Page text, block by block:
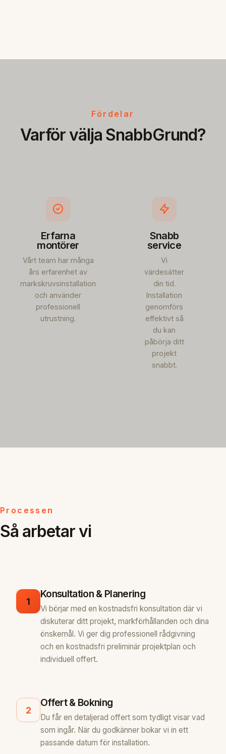
Fördelar
Varför välja SnabbGrund?
Erfarna
montörer
Vårt team har många
års erfarenhet av
markskruvsinstallation
och använder
professionell
utrustning.
Snabb
service
Vi
värdesätter
din tid.
Installation
genomförs
effektivt så
du kan
påbörja ditt
projekt
snabbt.
Processen
Så arbetar vi
1
Konsultation & Planering
Vi börjar med en kostnadsfri konsultation där vi
diskuterar ditt projekt, markförhållanden och dina
önskemål. Vi ger dig professionell rådgivning
och en kostnadsfri preliminär projektplan och
individuell offert.
2
Offert & Bokning
Du får en detaljerad offert som tydligt visar vad
som ingår. När du godkänner bokar vi in ett
passande datum för installation.